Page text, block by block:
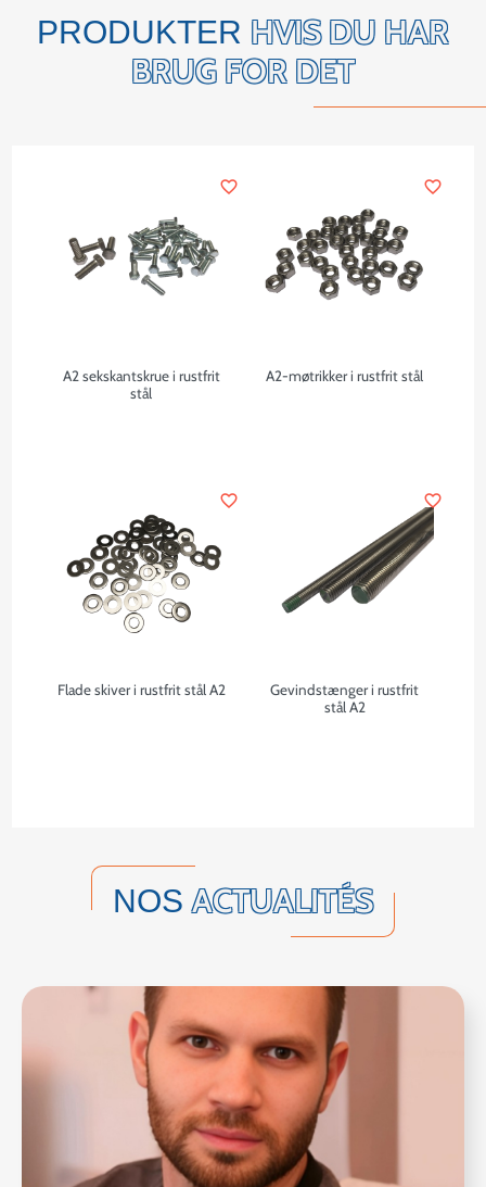
PRODUKTER HVIS DU HAR
BRUG FOR DET
A2 sekskantskrue i rustfrit
stål
favorite_border
A2-møtrikker i rustfrit stål
favorite_border
Flade skiver i rustfrit stål A2
favorite_border
Gevindstænger i rustfrit
stål A2
favorite_border
NOSACTUALITÉS